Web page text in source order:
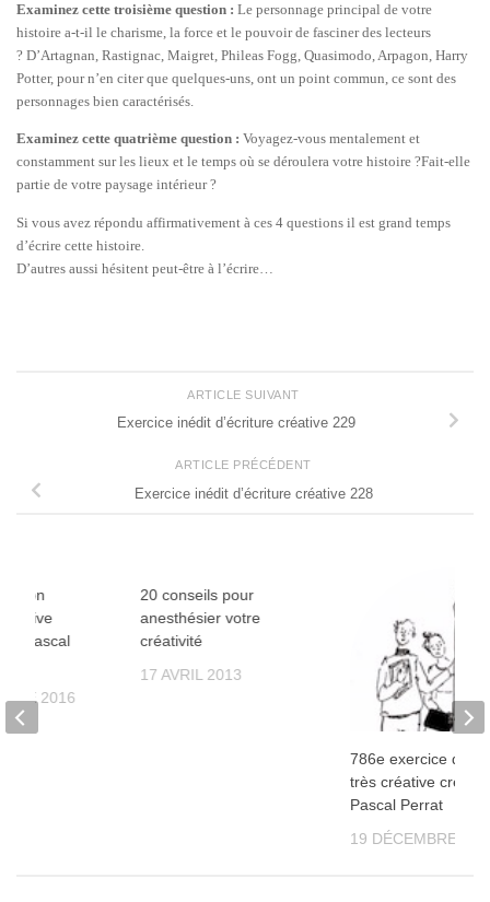
Examinez cette troisième question : Le personnage principal de votre
histoire a-t-il le charisme, la force et le pouvoir de fasciner des lecteurs
? D’Artagnan, Rastignac, Maigret, Phileas Fogg, Quasimodo, Arpagon, Harry
Potter, pour n’en citer que quelques-uns, ont un point commun, ce sont des
personnages bien caractérisés.
Examinez cette quatrième question : Voyagez-vous mentalement et
constamment sur les lieux et le temps où se déroulera votre histoire ?Fait-elle
partie de votre paysage intérieur ?
Si vous avez répondu affirmativement à ces 4 questions il est grand temps
d’écrire cette histoire.
D’autres aussi hésitent peut-être à l’écrire…
ARTICLE SUIVANT
Exercice inédit d’écriture créative 229
ARTICLE PRÉCÉDENT
Exercice inédit d’écriture créative 228
20 conseils pour
anesthésier votre
créativité
17 AVRIL 2013
786e exercice
très créative créé
Pascal Perrat
19 DÉCEMBRE
Pascal
2016